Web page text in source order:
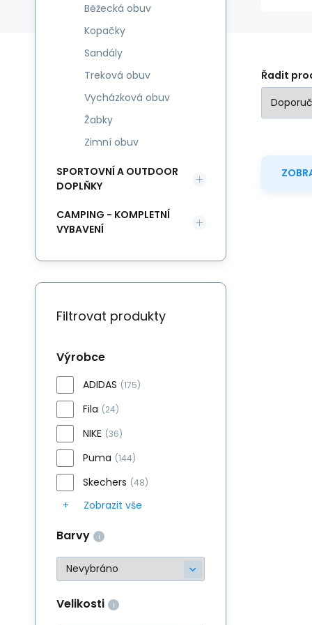
Řadit
Běžecká obuv
Kopačky
Sandály
Treková obuv
Vycházková obuv
Žabky
Zimní obuv
SPORTOVNÍ A OUTDOOR
DOPLŇKY
CAMPING - KOMPLETNÍ
VYBAVENÍ
Filtrovat produkty
Výrobce
ADIDAS (175)
Fila (24)
NIKE (36)
Puma (144)
Skechers (48)
Zobrazit vše
Barvy
Velikosti